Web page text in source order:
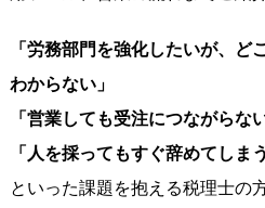
「労務部門を強化したいが、ど
わからない」
「営業しても受注につながらない
「人を採ってもすぐ辞めてしまう
といった課題を抱える税理士の